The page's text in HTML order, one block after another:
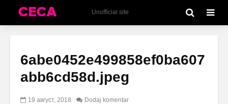
Unofficial site
6abe0452e499858ef0ba607
abb6cd58d.jpeg
19 август, 2018 Dodaj komentar